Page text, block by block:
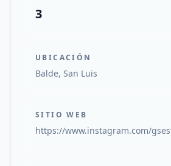
3
UBICACIÓN
Balde, San Luis
SITIO WEB
https://www.instagram.com/